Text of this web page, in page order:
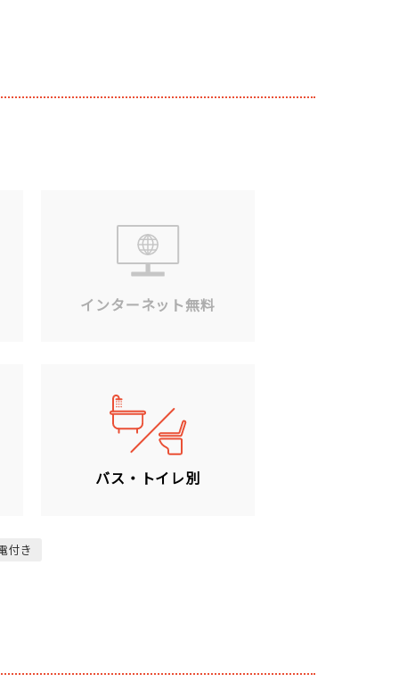
インターネット無料
バス・トイレ別
付き